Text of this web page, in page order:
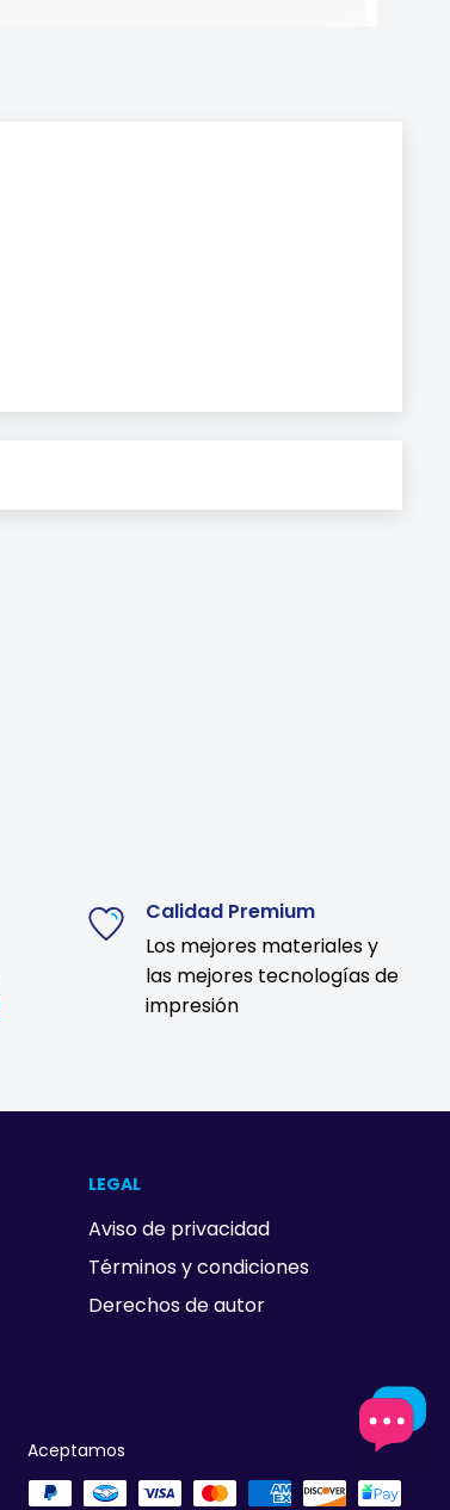
Calidad Premium
Los mejores materiales y
las mejores tecnologías de
impresión
LEGAL
Aviso de privacidad
Términos y condiciones
Derechos de autor
Aceptamos